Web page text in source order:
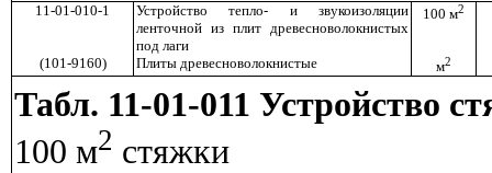
11-01-010-1
Устройство тепло- и звукоизоляции
ленточной из плит древесноволокнистых
под лаги
100 м2
(101-9160) Плиты древесноволокнистые м2
Табл. 11-01-011 Устройство
100 м2 стяжки